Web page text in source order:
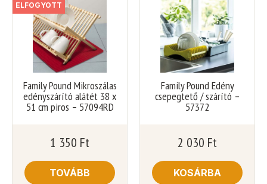
ELFOGYOTT
Family Pound Mikroszálas
edényszárító alátét 38 x
51 cm piros – 57094RD
1 350 Ft
TOVÁBB
Family Pound Edény
csepegtető / szárító –
57372
2 030 Ft
KOSÁRBA